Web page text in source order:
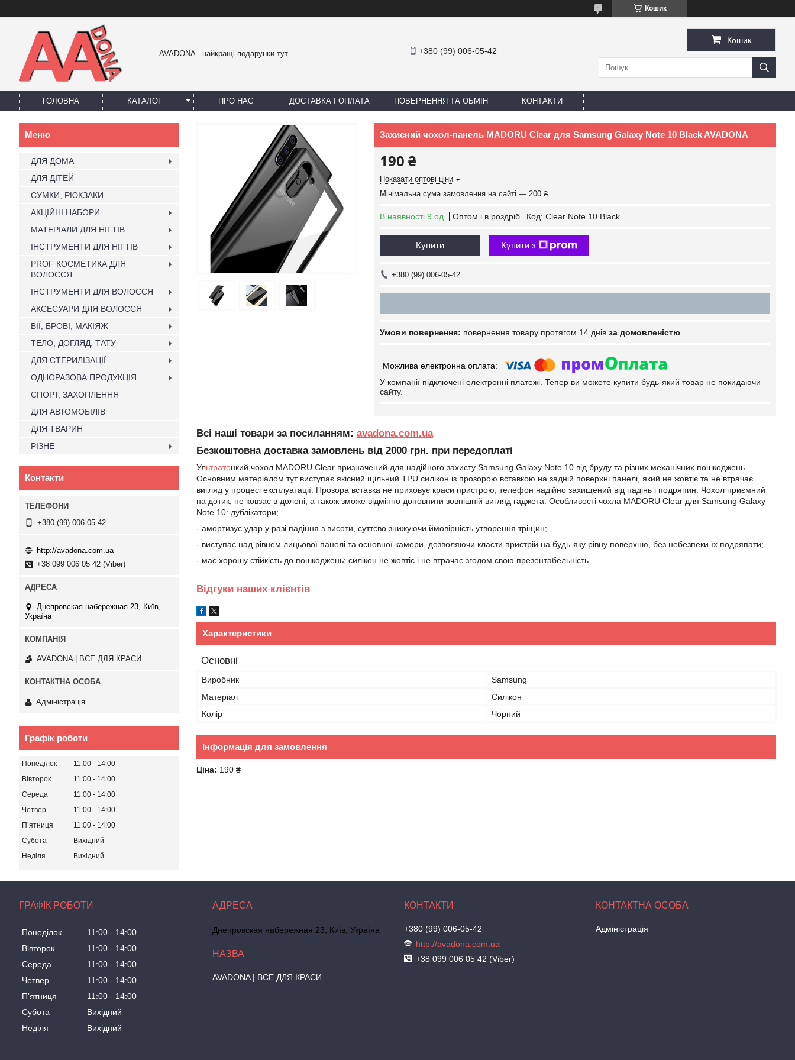
Кошик
AVADONA - найкращі подарунки тут +380 (99) 006-05-42
Кошик
ГОЛОВНА КАТАЛОГ ПРО НАС ДОСТАВКА І ОПЛАТА ПОВЕРНЕННЯ ТА ОБМІН КОНТАКТИ
Захисний чохол-панель MADORU Clear для Samsung Galaxy Note 10 Black AVADONA
190 ₴
Показати оптові ціни
Мінімальна сума замовлення на сайті — 200 ₴
В наявності 9 од. Оптом і в роздріб Код: Clear Note 10 Black
Купити Купити з
+380 (99) 006-05-42
повернення товару протягом 14 днів за домовленістю
У компанії підключені електронні платежі. Тепер ви можете купити будь-який товар не покидаючи
сайту.
Всі наші товари за посиланням: avadona.com.ua
Безкоштовна доставка замовлень від 2000 грн. при передоплаті
Ультратонкий чохол MADORU Clear призначений для надійного захисту Samsung Galaxy Note 10 від бруду та різних механічних пошкоджень.
Основним матеріалом тут виступає якісний щільний TPU силікон із прозорою вставкою на задній поверхні панелі, який не жовтіє та не втрачає
вигляд у процесі експлуатації. Прозора вставка не приховує краси пристрою, телефон надійно захищений від падінь і подряпин. Чохол приємний
на дотик, не ковзає в долоні, а також зможе відмінно доповнити зовнішній вигляд гаджета. Особливості чохла MADORU Clear для Samsung Galaxy
Note 10: дублікатори;
- амортизує удар у разі падіння з висоти, суттєво знижуючи ймовірність утворення тріщин;
- виступає над рівнем лицьової панелі та основної камери, дозволяючи класти пристрій на будь-яку рівну поверхню, без небезпеки їх подряпати;
- має хорошу стійкість до пошкоджень; силікон не жовтіє і не втрачає згодом свою презентабельність.
Відгуки наших клієнтів
Характеристики
Основні
Виробник
Samsung
Матеріал
Силікон
Колір
Чорний
Інформація для замовлення
Ціна: 190 ₴
ДЛЯ ДОМА
ДЛЯ ДІТЕЙ
СУМКИ, РЮКЗАКИ
АКЦІЙНІ НАБОРИ
МАТЕРІАЛИ ДЛЯ НІГТІВ
ІНСТРУМЕНТИ ДЛЯ НІГТІВ
PROF КОСМЕТИКА ДЛЯ
ВОЛОССЯ
ІНСТРУМЕНТИ ДЛЯ ВОЛОССЯ
АКСЕСУАРИ ДЛЯ ВОЛОССЯ
ВІЇ, БРОВІ, МАКІЯЖ
ТЕЛО, ДОГЛЯД, ТАТУ
ДЛЯ СТЕРИЛІЗАЦІЇ
ОДНОРАЗОВА ПРОДУКЦІЯ
СПОРТ, ЗАХОПЛЕННЯ
ДЛЯ АВТОМОБІЛІВ
ДЛЯ ТВАРИН
РІЗНЕ
Контакти
+380 (99) 006-05-42
http://avadona.com.ua
+38 099 006 05 42 (Viber)
Днепровская набережная 23, Київ,
Україна
AVADONA | ВСЕ ДЛЯ КРАСИ
Адміністрація
Графік роботи
Понеділок 11:00
14:00
Вівторок
11:00
14:00
Середа
11:00
14:00
Четвер
11:00
14:00
Пʼятниця
11:00
14:00
Субота
Вихідний
Неділя
Вихідний
ГРАФІК РОБОТИ
Понеділок 11:00
14:00
Вівторок
11:00
14:00
Середа
11:00
14:00
Четвер
11:00
14:00
Пʼятниця
11:00
14:00
Субота
Вихідний
Неділя
Вихідний
Днепровская набережная 23, Київ, Україна
AVADONA | ВСЕ ДЛЯ КРАСИ
+380 (99) 006-05-42
http://avadona.com.ua
+38 099 006 05 42 (Viber)
Адміністрація